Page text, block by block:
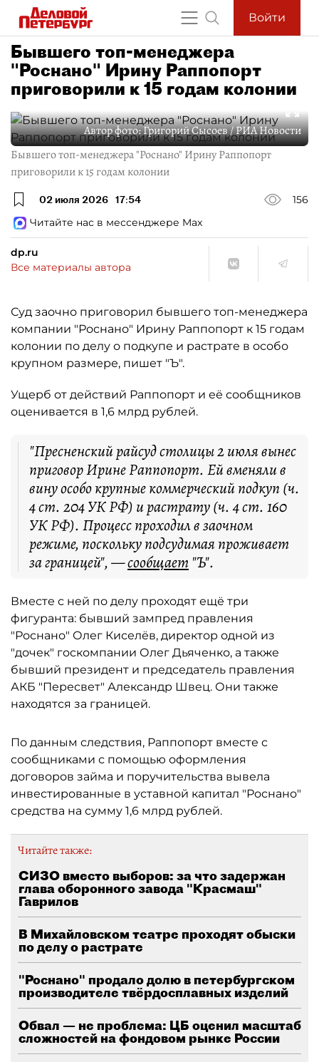
Войти
Бывшего топ-менеджера
"Роснано" Ирину Раппопорт
приговорили к 15 годам колонии
Автор фото:Григорий Сысоев / РИА Новости
Бывшего топ-менеджера "Роснано" Ирину Раппопорт
приговорили к 15 годам колонии
02 июля 2026 17:54
156
Читайте нас в мессенджере Max
dp.ru
Все материалы автора
Суд заочно приговорил бывшего топ-менеджера
компании "Роснано" Ирину Раппопорт к 15 годам
колонии по делу о подкупе и растрате в особо
крупном размере, пишет "Ъ".
Ущерб от действий Раппопорт и её сообщников
оценивается в 1,6 млрд рублей.
"Пресненский райсуд столицы 2 июля вынес
приговор Ирине Раппопорт. Ей вменяли в
вину особо крупные коммерческий подкуп (ч.
4 ст. 204 УК РФ) и растрату (ч. 4 ст. 160
УК РФ). Процесс проходил в заочном
режиме, поскольку подсудимая проживает
за границей", —сообщает "Ъ".
Вместе с ней по делу проходят ещё три
фигуранта: бывший зампред правления
"Роснано" Олег Киселёв, директор одной из
"дочек" госкомпании Олег Дьяченко, а также
бывший президент и председатель правления
АКБ "Пересвет" Александр Швец. Они также
находятся за границей.
По данным следствия, Раппопорт вместе с
сообщниками с помощью оформления
договоров займа и поручительства вывела
инвестированные в уставной капитал "Роснано"
средства на сумму 1,6 млрд рублей.
Читайте также:
СИЗО вместо выборов: за что задержан
глава оборонного завода "Красмаш"
Гаврилов
В Михайловском театре проходят обыски
по делу о растрате
"Роснано" продало долю в петербургском
производителе твёрдосплавных изделий
Обвал — не проблема: ЦБ оценил масштаб
сложностей на фондовом рынке России